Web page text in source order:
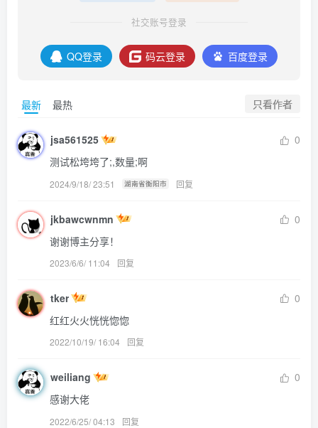
社交账号登录
QQ登录 码云登录 百度登录
最新 最热 只看作者
jsa561525
0
测试松垮垮了;,数量;啊
2024/9/18/ 23:51 湖南省衡阳市 回复
jkbawcwnmn
0
谢谢博主分享！
2023/6/6/ 11:04 回复
tker
0
红红火火恍恍惚惚
2022/10/19/ 16:04 回复
weiliang
0
感谢大佬
2022/6/25/ 04:13 回复